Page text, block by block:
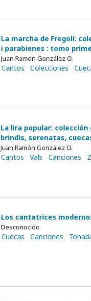
La marcha de Fregoli:
i parabienes : tomo
Juan Ramón González O.
Cantos Colecciones
La lira popular:
brindis, serenatas,
Juan Ramón González O.
Cantos Vals Canciones
Los cantatrices
Desconocido
Cuecas Canciones